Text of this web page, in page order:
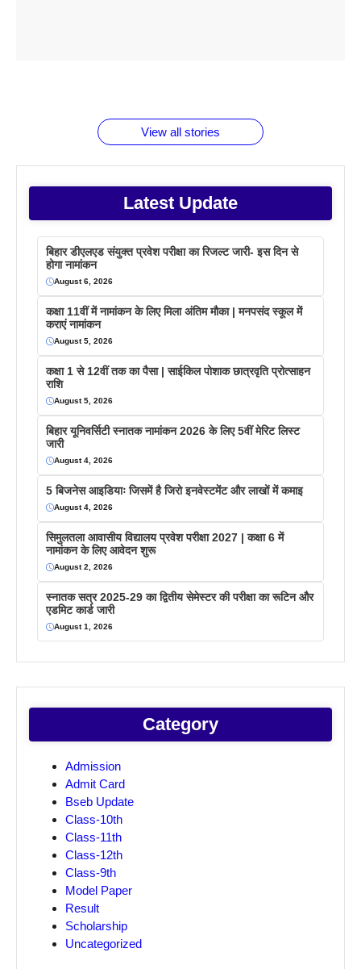
View all stories
Latest Update
बिहार डीएलएड संयुक्त प्रवेश परीक्षा का रिजल्ट जारी- इस दिन से
होगा नामांकन
August 6, 2026
कक्षा 11वीं में नामांकन के लिए मिला अंतिम मौका | मनपसंद स्कूल में
कराएं नामांकन
August 5, 2026
कक्षा 1 से 12वीं तक का पैसा | साईकिल पोशाक छात्रवृति प्रोत्साहन
राशि
August 5, 2026
बिहार यूनिवर्सिटी स्नातक नामांकन 2026 के लिए 5वीं मेरिट लिस्ट
जारी
August 4, 2026
5 बिजनेस आइडियाः जिसमें है जिरो इनवेस्टमेंट और लाखों में कमाइ
August 4, 2026
सिमुलतला आवासीय विद्यालय प्रवेश परीक्षा 2027 | कक्षा 6 में
नामांकन के लिए आवेदन शुरू
August 2, 2026
स्नातक सत्र 2025-29 का द्वितीय सेमेस्टर की परीक्षा का रूटिन और
एडमिट कार्ड जारी
August 1, 2026
Category
Admission
Admit Card
Bseb Update
Class-10th
Class-11th
Class-12th
Class-9th
Model Paper
Result
Scholarship
Uncategorized